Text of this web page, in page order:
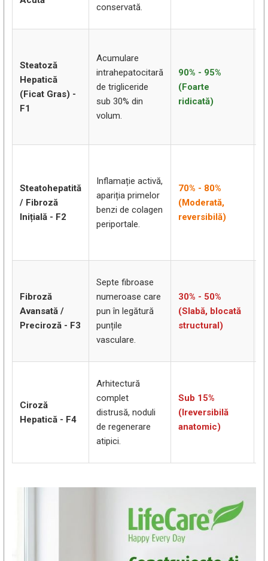
conservată.
Steatoză
Hepatică
(Ficat Gras) -
F1
Acumulare
intrahepatocitară
de trigliceride
sub 30% din
volum.
90% - 95%
(Foarte
ridicată)
Steatohepatită
/ Fibroză
Inițială - F2
Inflamație activă,
apariția primelor
benzi de colagen
periportale.
70% - 80%
(Moderată,
reversibilă)
Fibroză
Avansată /
Preciroză - F3
Septe fibroase
numeroase care
pun în legătură
punțile
vasculare.
30% - 50%
(Slabă, blocată
structural)
Ciroză
Hepatică - F4
Arhitectură
complet
distrusă, noduli
de regenerare
atipici.
Sub 15%
(Ireversibilă
anatomic)